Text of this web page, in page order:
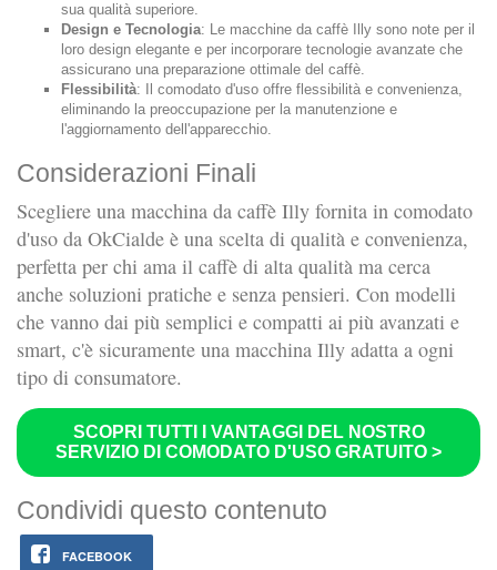
sua qualità superiore.
Design e Tecnologia: Le macchine da caffè Illy sono note per il
loro design elegante e per incorporare tecnologie avanzate che
assicurano una preparazione ottimale del caffè.
Flessibilità: Il comodato d'uso offre flessibilità e convenienza,
eliminando la preoccupazione per la manutenzione e
l'aggiornamento dell'apparecchio.
Considerazioni Finali
Scegliere una macchina da caffè Illy fornita in comodato
d'uso da OkCialde è una scelta di qualità e convenienza,
perfetta per chi ama il caffè di alta qualità ma cerca
anche soluzioni pratiche e senza pensieri. Con modelli
che vanno dai più semplici e compatti ai più avanzati e
smart, c'è sicuramente una macchina Illy adatta a ogni
tipo di consumatore.
SCOPRI TUTTI I VANTAGGI DEL NOSTRO
SERVIZIO DI COMODATO D'USO GRATUITO >
Condividi questo contenuto
FACEBOOK